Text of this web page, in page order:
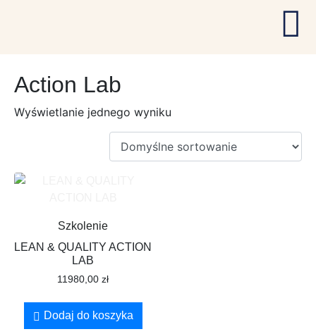
Action Lab
Wyświetlanie jednego wyniku
Szkolenie
LEAN & QUALITY ACTION
LAB
11980,00zł
Dodaj do koszyka